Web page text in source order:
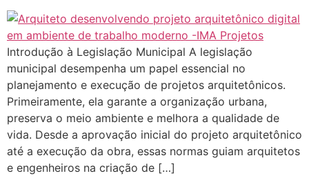
Introdução à Legislação Municipal A legislação
municipal desempenha um papel essencial no
planejamento e execução de projetos arquitetônicos.
Primeiramente, ela garante a organização urbana,
preserva o meio ambiente e melhora a qualidade de
vida. Desde a aprovação inicial do projeto arquitetônico
até a execução da obra, essas normas guiam arquitetos
e engenheiros na criação de […]